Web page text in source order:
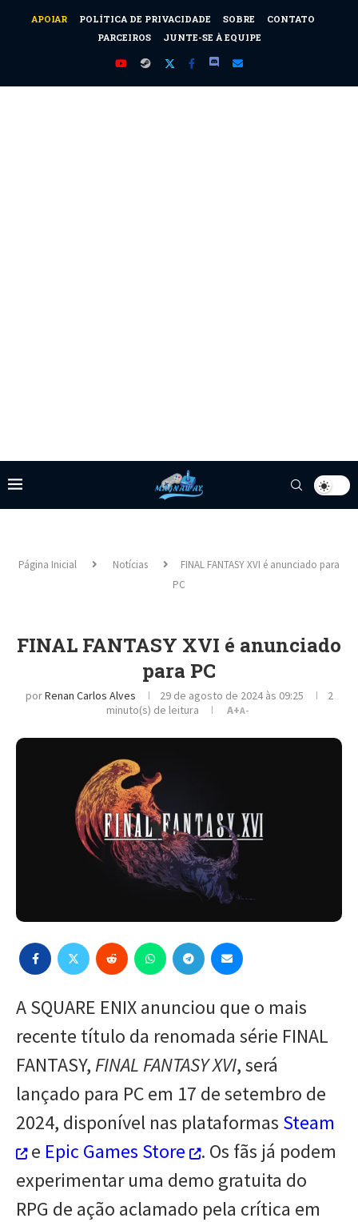
APOIAR POLÍTICA DE PRIVACIDADE SOBRE
CONTATO
PARCEIROS
JUNTE-SE À EQUIPE
Página Inicial Notícias
FINAL FANTASY XVI é anunciado para
PC
FINAL FANTASY XVI é anunciado
para PC
porRenan Carlos Alves 29 de agosto de 2024 às 09:25
2
minuto(s) de leitura
A+A-
A SQUARE ENIX anunciou que o mais
recente título da renomada série FINAL
FANTASY, FINAL FANTASY XVI, será
lançado para PC em 17 de setembro de
2024, disponível nas plataformas Steam
e Epic Games Store
. Os fãs já podem
experimentar uma demo gratuita do
RPG de ação aclamado pela crítica em